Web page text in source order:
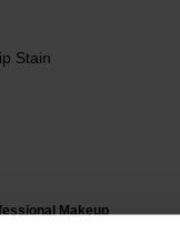
Stain
Makeup